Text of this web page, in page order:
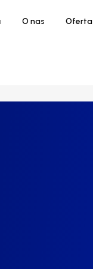
O nas Oferta